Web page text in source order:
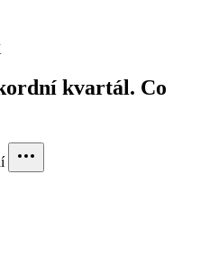
kvartál. Co